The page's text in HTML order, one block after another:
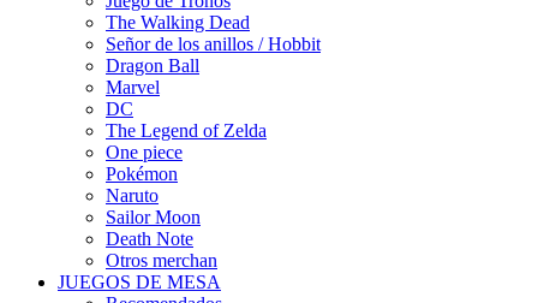
The Walking Dead
Señor de los anillos / Hobbit
Dragon Ball
Marvel
DC
The Legend of Zelda
One piece
Pokémon
Naruto
Sailor Moon
Death Note
Otros merchan
JUEGOS DE MESA